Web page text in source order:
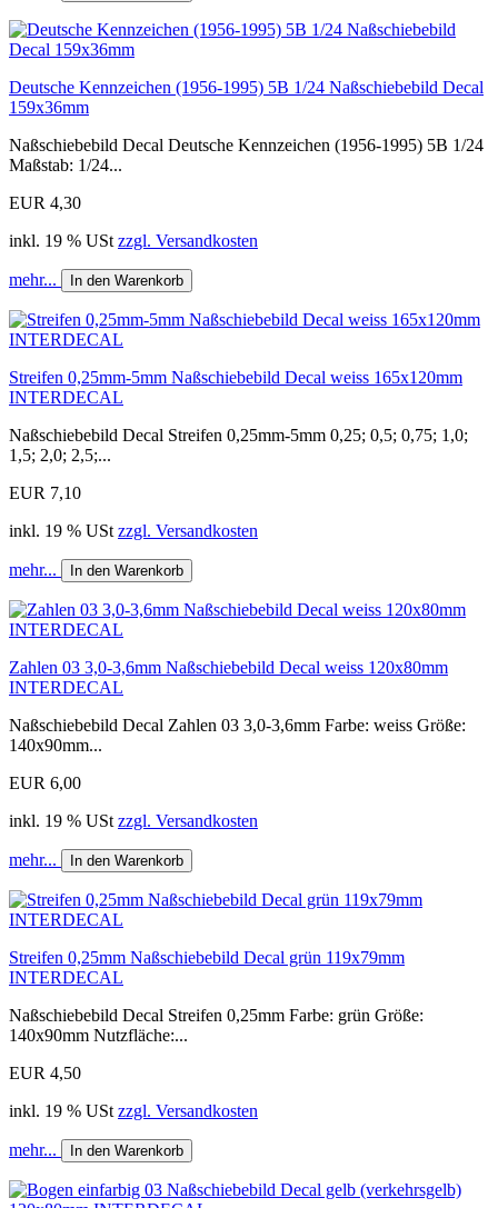
Deutsche Kennzeichen (1956-1995) 5B 1/24 Naßschiebebild Decal
159x36mm
Naßschiebebild Decal Deutsche Kennzeichen (1956-1995) 5B 1/24
Maßstab: 1/24...
EUR 4,30
inkl. 19 % USt zzgl. Versandkosten
mehr... In den Warenkorb
Streifen 0,25mm-5mm Naßschiebebild Decal weiss 165x120mm
INTERDECAL
Naßschiebebild Decal Streifen 0,25mm-5mm 0,25; 0,5; 0,75; 1,0;
1,5; 2,0; 2,5;...
EUR 7,10
inkl. 19 % USt zzgl. Versandkosten
mehr... In den Warenkorb
Zahlen 03 3,0-3,6mm Naßschiebebild Decal weiss 120x80mm
INTERDECAL
Naßschiebebild Decal Zahlen 03 3,0-3,6mm Farbe: weiss Größe:
140x90mm...
EUR 6,00
inkl. 19 % USt zzgl. Versandkosten
mehr... In den Warenkorb
Streifen 0,25mm Naßschiebebild Decal grün 119x79mm
INTERDECAL
Naßschiebebild Decal Streifen 0,25mm Farbe: grün Größe:
140x90mm Nutzfläche:...
EUR 4,50
inkl. 19 % USt zzgl. Versandkosten
mehr... In den Warenkorb